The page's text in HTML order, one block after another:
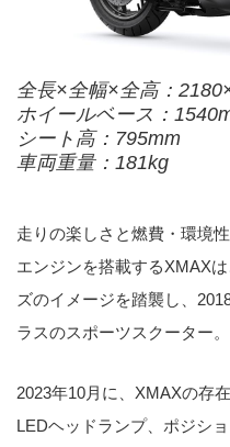
全長×全幅×全高：
ホイールベース：
シート高：795mm
車両重量：181kg
走りの楽しさと燃費・環境
エンジンを搭載するXMAX
ズのイメージを踏襲し、
ラスのスポーツスクーター。
2023年10月に、XMAXの存
LEDヘッドランプ、ポジシ